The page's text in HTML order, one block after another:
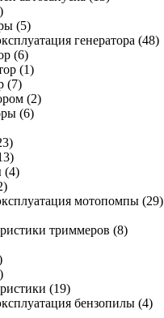
(5)
генератора (48)
(6)
(1)
(7)
(2)
(6)
(4)
мотопомпы (29)
триммеров (8)
(19)
бензопилы (4)